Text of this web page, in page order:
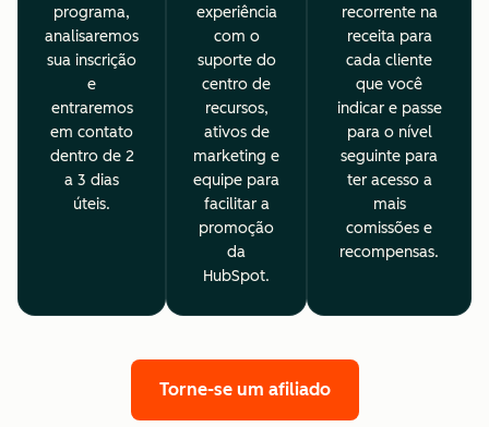
programa,
analisaremos
sua inscrição
e
entraremos
em contato
dentro de 2
a 3 dias
úteis.
experiência
com o
suporte do
centro de
recursos,
ativos de
marketing e
equipe para
facilitar a
promoção
da
HubSpot.
recorrente na
receita para
cada cliente
que você
indicar e passe
para o nível
seguinte para
ter acesso a
mais
comissões e
recompensas.
Torne-se um afiliado